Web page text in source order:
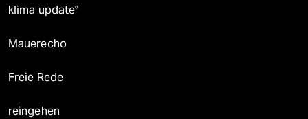
klima update°
Mauerecho
Freie Rede
reingehen